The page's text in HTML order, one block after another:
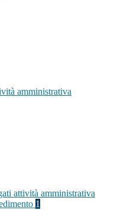
amministrativa
attività amministrativa
1